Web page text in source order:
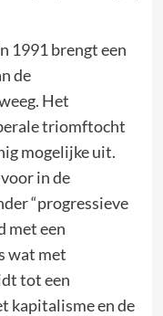
1991 brengt een
de
Het
triomftocht
mogelijke uit.
in de
“progressieve
met een
wat met
tot een
kapitalisme en de